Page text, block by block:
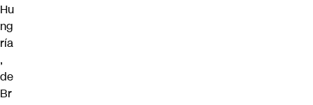
Hu
ng
ría
,
de
Br